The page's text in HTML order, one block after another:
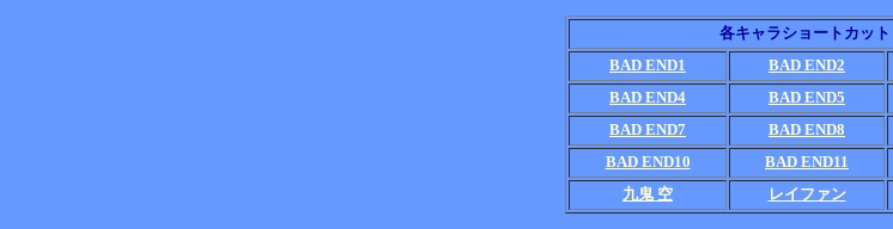
各キャラショートカット
BAD END1
BAD END2
BAD END4
BAD END5
BAD END7
BAD END8
BAD END10
BAD END11
九鬼 空
レイファン